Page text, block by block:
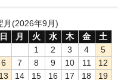
月(2026年9月)
日
月 火 水 木 金
土
1
2 3 4
5
6
7 8 9 10 11
12
13
14 15 16 17 18 19